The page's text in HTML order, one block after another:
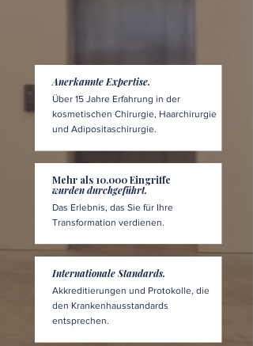
Anerkannte Expertise.
Über 15 Jahre Erfahrung in der
kosmetischen Chirurgie, Haarchirurgie
und Adipositaschirurgie.
Mehr als 10.000 Eingriffe
wurden durchgeführt.
Das Erlebnis, das Sie für Ihre
Transformation verdienen.
Internationale Standards.
Akkreditierungen und Protokolle, die
den Krankenhausstandards
entsprechen.